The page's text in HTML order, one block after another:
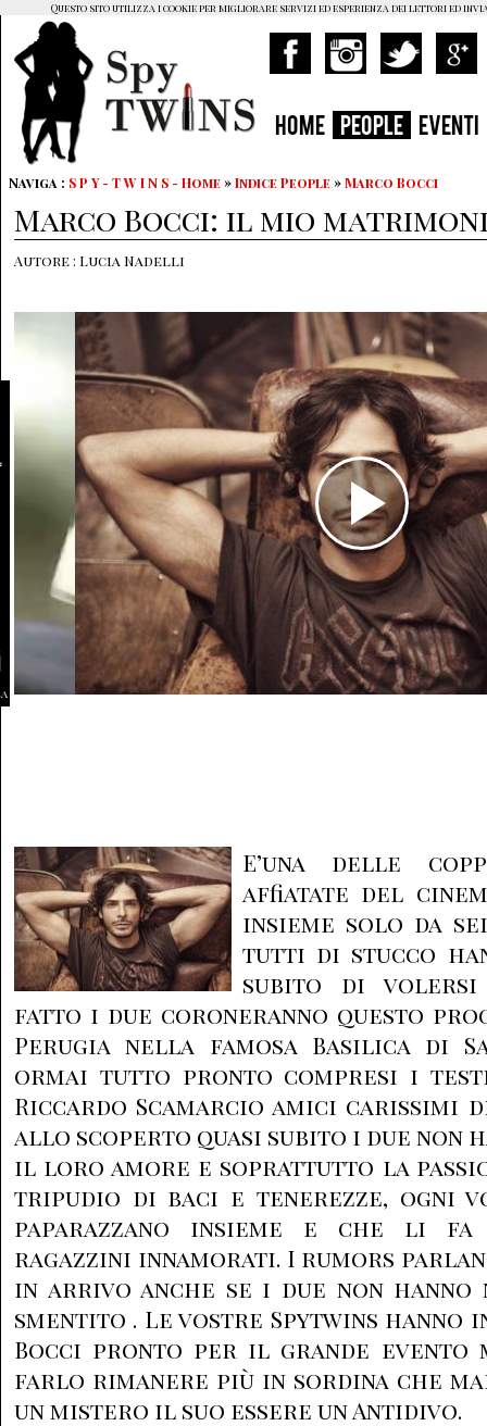
HOME PEOPLE EVENTI
Naviga : S P Y - T W I N S - Home »Indice People »Marco Bocci
Marco Bocci: il mio
Autore : Lucia Nadelli
E’una delle
affiatate del
insieme solo da
tutti di stucco
subito di volersi
fatto i due coroneranno questo
Perugia nella famosa Basilica di
ormai tutto pronto compresi i
Riccardo Scamarcio amici carissimi
allo scoperto quasi subito i due non
il loro amore e soprattutto la
tripudio di baci e tenerezze, ogni
paparazzano insieme e che li fa
ragazzini innamorati. I rumors
in arrivo anche se i due non hanno
smentito . Le vostre Spytwins
Bocci pronto per il grande evento
farlo rimanere più in sordina che
un mistero il suo essere un Antidivo.
Questo sito utilizza i cookie per migliorare servizi ed esperienza dei lettori ed